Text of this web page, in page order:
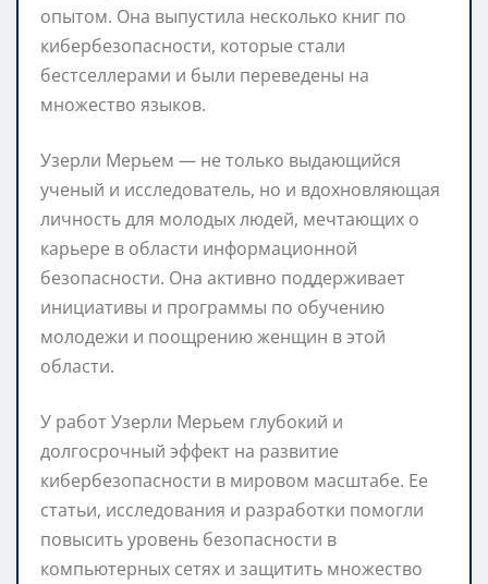
опытом. Она выпустила несколько книг по
кибербезопасности, которые стали
бестселлерами и были переведены на
множество языков.
Узерли Мерьем — не только выдающийся
ученый и исследователь, но и вдохновляющая
личность для молодых людей, мечтающих о
карьере в области информационной
безопасности. Она активно поддерживает
инициативы и программы по обучению
молодежи и поощрению женщин в этой
области.
У работ Узерли Мерьем глубокий и
долгосрочный эффект на развитие
кибербезопасности в мировом масштабе. Ее
статьи, исследования и разработки помогли
повысить уровень безопасности в
компьютерных сетях и защитить множество